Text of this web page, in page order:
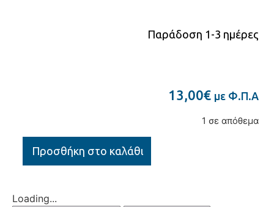
Παράδοση 1-3 ημέρες
13,00€ με Φ.Π.Α
1 σε απόθεμα
Προσθήκη στο καλάθι
Loading...